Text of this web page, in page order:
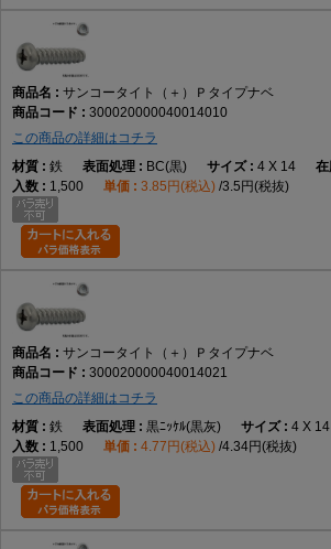
サンコータイト（＋）Ｐタイプナベ
300020000040014010
この商品の詳細はコチラ
鉄
BC(黒) 4 X 14
1,500
3.85円(税込) 3.5円(税抜)
サンコータイト（＋）Ｐタイプナベ
300020000040014021
この商品の詳細はコチラ
鉄
黒ﾆｯｹﾙ(黒灰) 4 X 14
1,500
4.77円(税込) 4.34円(税抜)